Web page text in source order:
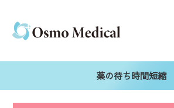
薬の待ち時間短縮